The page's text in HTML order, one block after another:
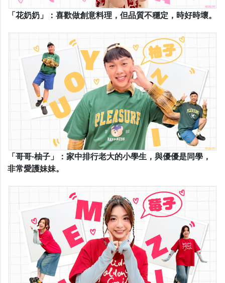
「花奶奶」：喜歡做創意料理，但品質不穩定，時好時壞。
「哥哥-柚子」：家中排行老大的小學生，與優優是同學，
非常愛護妹妹。